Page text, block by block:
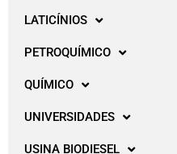
LATICÍNIOS
PETROQUÍMICO
QUÍMICO
UNIVERSIDADES
USINA BIODIESEL